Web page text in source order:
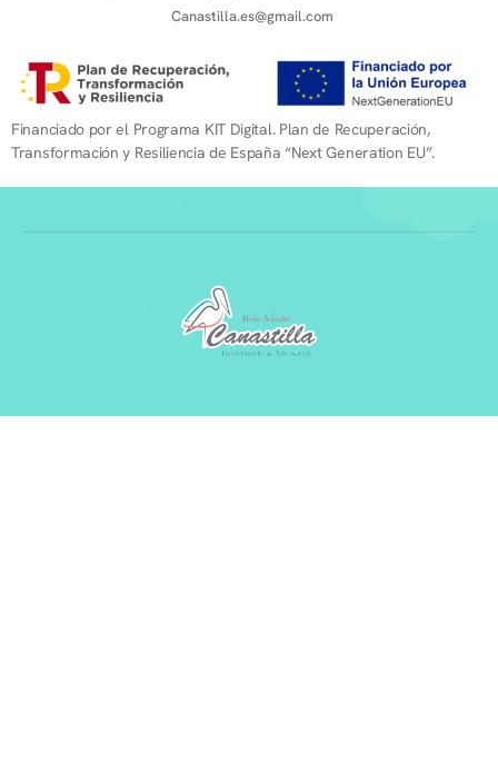
Canastilla.es@gmail.com
Financiado por el Programa KIT Digital. Plan de Recuperación,
Transformación y Resiliencia de España “Next Generation EU”.